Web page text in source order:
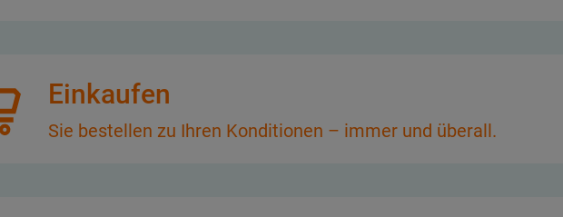
Einkaufen
Sie bestellen zu Ihren Konditionen – immer und überall.